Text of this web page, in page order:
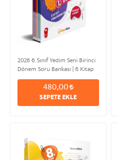
2026 6. Sınıf Yedim Seni Birinci
Dönem Soru Bankası | 6 Kitap
Set
480,00
SEPETE EKLE